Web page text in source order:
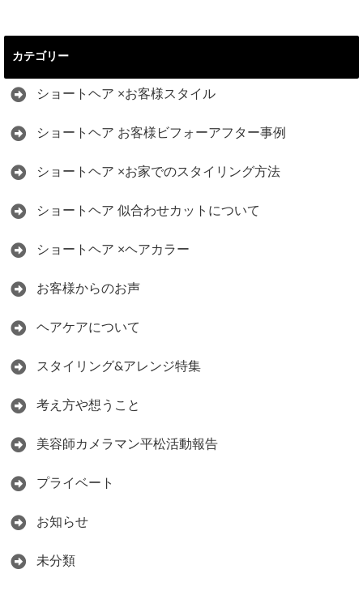
カテゴリー
ショートヘア ×お客様スタイル
ショートヘア お客様ビフォーアフター事例
ショートヘア ×お家でのスタイリング方法
ショートヘア 似合わせカットについて
ショートヘア ×ヘアカラー
お客様からのお声
ヘアケアについて
スタイリング&アレンジ特集
考え方や想うこと
美容師カメラマン平松活動報告
プライベート
お知らせ
未分類